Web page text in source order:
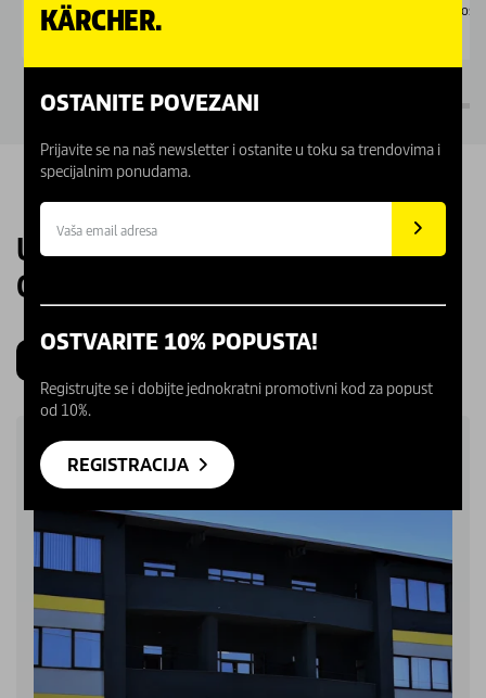
Nedostupno
UPOZNAJTE NAŠE KARCHER
CENTRE
KÄRCHER.
OSTANITE POVEZANI
Prijavite se na naš newsletter i ostanite u toku sa trendovima i
specijalnim ponudama.
OSTVARITE 10% POPUSTA!
Registrujte se i dobijte jednokratni promotivni kod za popust
od 10%.
REGISTRACIJA